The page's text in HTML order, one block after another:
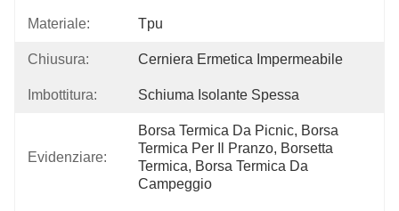
Materiale: Tpu
Chiusura: Cerniera Ermetica Impermeabile
Imbottitura: Schiuma Isolante Spessa
Evidenziare:
Borsa Termica Da Picnic, Borsa
Termica Per Il Pranzo, Borsetta
Termica, Borsa Termica Da
Campeggio